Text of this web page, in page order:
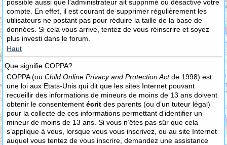
possible aussi que l’administrateur ait supprimé ou désactivé votre
compte. En effet, il est courant de supprimer régulièrement les
utilisateurs ne postant pas pour réduire la taille de la base de
données. Si cela vous arrive, tentez de vous réinscrire et soyez
plus investi dans le forum.
Haut
Que signifie COPPA?
COPPA (ou Child Online Privacy and Protection Actde 1998) est
une loi aux Etats-Unis qui dit que les sites Internet pouvant
recueillir des informations de mineurs de moins de 13 ans doivent
obtenir le consentement écrit des parents (ou d’un tuteur légal)
pour la collecte de ces informations permettant d’identifier un
mineur de moins de 13 ans. Si vous n’êtes pas sûr que cela
s’applique à vous, lorsque vous vous inscrivez, ou au site Internet
auquel vous tentez de vous inscrire, demandez une assistance